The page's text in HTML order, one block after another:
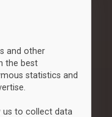
udstyr
and other
the best
statistics and
us to collect data